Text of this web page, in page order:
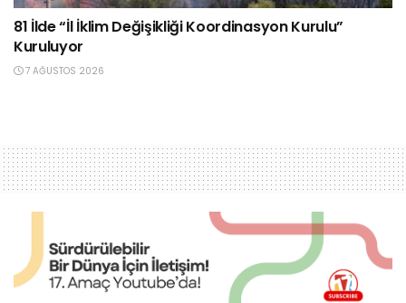
81 İlde “İl İklim Değişikliği Koordinasyon Kurulu”
Kuruluyor
7 AĞUSTOS 2026